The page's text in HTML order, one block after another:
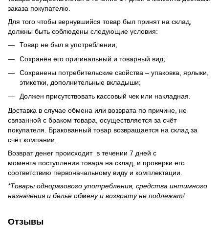
заказа покупателю.
Для того чтобы вернувшийся товар был принят на склад,
должны быть соблюдены следующие условия:
Товар не был в употреблении;
Сохранён его оригинальный и товарный вид;
Сохранены потребительские свойства – упаковка, ярлыки,
этикетки, дополнительные вкладыши;
Должен присутствовать кассовый чек или накладная.
Доставка в случае обмена или возврата по причине, не
связанной с браком товара, осуществляется за счёт
покупателя. Бракованный товар возвращается на склад за
счёт компании.
Возврат денег происходит в течении 7 дней с
момента поступления товара на склад, и проверки его
соответствию первоначальному виду и комплектации.
*Товары одноразового употребления, средства интимного
назначения и бельё обмену и возврату не подлежат!
Отзывы